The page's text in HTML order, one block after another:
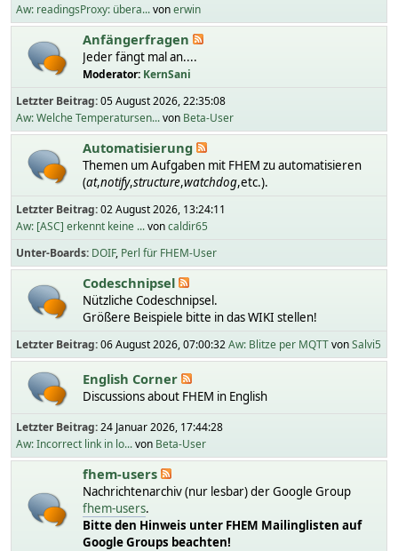
Aw: readingsProxy: übera...vonerwin
Anfängerfragen
Jeder fängt mal an....
Moderator: KernSani
Letzter Beitrag:05 August 2026, 22:35:08
Aw: Welche Temperatursen...von Beta-User
Automatisierung
Themen um Aufgaben mit FHEM zu automatisieren
(at,notify,structure,watchdog,etc.).
Letzter Beitrag:02 August 2026, 13:24:11
Aw: [ASC] erkennt keine ...voncaldir65
Unter-Boards DOIF Perl für FHEM-User
Codeschnipsel
Nützliche Codeschnipsel.
Größere Beispiele bitte in das WIKI stellen!
Letzter Beitrag:06 August 2026, 07:00:32Aw: Blitze per MQTTvonSalvi5
English Corner
Discussions about FHEM in English
Letzter Beitrag:24 Januar 2026, 17:44:28
Aw: Incorrect link in lo...von Beta-User
fhem-users
Nachrichtenarchiv (nur lesbar) der Google Group
fhem-users.
Bitte den Hinweis unter FHEM Mailinglisten auf
Google Groups beachten!